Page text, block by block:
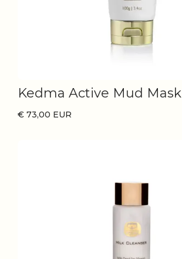
Kedma Active Mud Mask
€ 73,00 EUR